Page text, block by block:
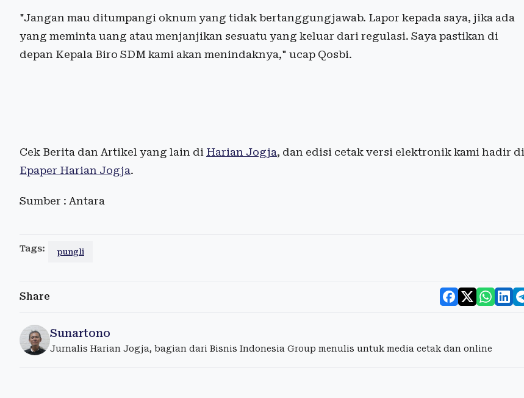
"Jangan mau ditumpangi oknum yang tidak bertanggungjawab. Lapor kepada saya, jika ada
yang meminta uang atau menjanjikan sesuatu yang keluar dari regulasi. Saya pastikan di
depan Kepala Biro SDM kami akan menindaknya," ucap Qosbi.
Cek Berita dan Artikel yang lain di Harian Jogja, dan edisi cetak versi elektronik kami hadir di
Epaper Harian Jogja.
Sumber : Antara
Tags: pungli
Share
Sunartono
Jurnalis Harian Jogja, bagian dari Bisnis Indonesia Group menulis untuk media cetak dan online